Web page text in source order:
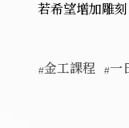
若希望增加雕
#金工課程 #一